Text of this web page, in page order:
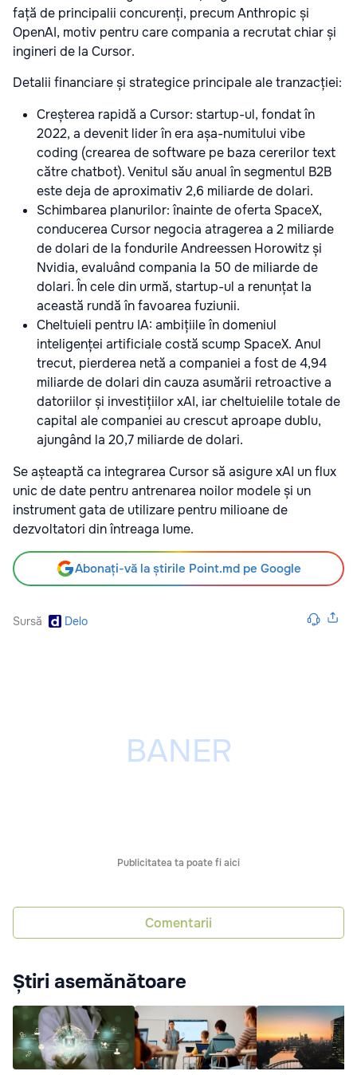
față de principalii concurenți, precum Anthropic și
OpenAI, motiv pentru care compania a recrutat chiar și
ingineri de la Cursor.
Detalii financiare și strategice principale ale tranzacției:
Creșterea rapidă a Cursor: startup-ul, fondat în
2022, a devenit lider în era așa-numitului vibe
coding (crearea de software pe baza cererilor text
către chatbot). Venitul său anual în segmentul B2B
este deja de aproximativ 2,6 miliarde de dolari.
Schimbarea planurilor: înainte de oferta SpaceX,
conducerea Cursor negocia atragerea a 2 miliarde
de dolari de la fondurile Andreessen Horowitz și
Nvidia, evaluând compania la 50 de miliarde de
dolari. În cele din urmă, startup-ul a renunțat la
această rundă în favoarea fuziunii.
Cheltuieli pentru IA: ambițiile în domeniul
inteligenței artificiale costă scump SpaceX. Anul
trecut, pierderea netă a companiei a fost de 4,94
miliarde de dolari din cauza asumării retroactive a
datoriilor și investițiilor xAI, iar cheltuielile totale de
capital ale companiei au crescut aproape dublu,
ajungând la 20,7 miliarde de dolari.
Se așteaptă ca integrarea Cursor să asigure xAI un flux
unic de date pentru antrenarea noilor modele și un
instrument gata de utilizare pentru milioane de
dezvoltatori din întreaga lume.
Abonați-vă la știrile Point.md pe Google
Sursă Delo
Publicitatea ta poate fi aici
Comentarii
Știri asemănătoare